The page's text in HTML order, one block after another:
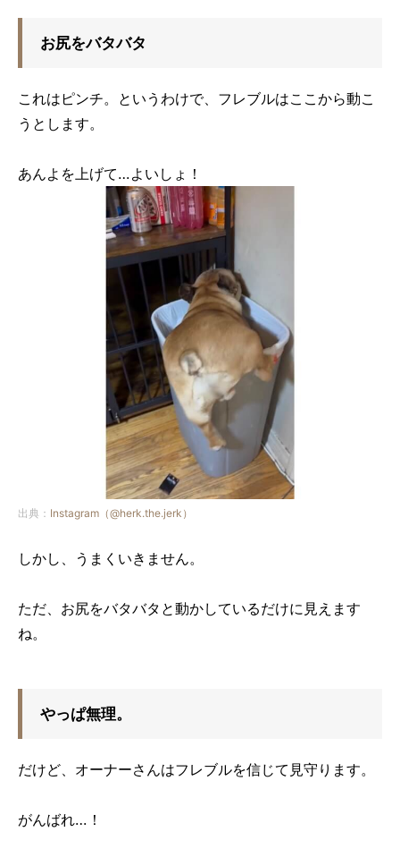
お尻をバタバタ
これはピンチ。というわけで、フレブルはここから動こ
うとします。
あんよを上げて…よいしょ！
出典： Instagram（@herk.the.jerk）
しかし、うまくいきません。
ただ、お尻をバタバタと動かしているだけに見えます
ね。
やっぱ無理。
だけど、オーナーさんはフレブルを信じて見守ります。
がんばれ…！